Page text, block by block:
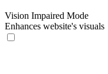
Vision Impaired Mode
Enhances website's visuals